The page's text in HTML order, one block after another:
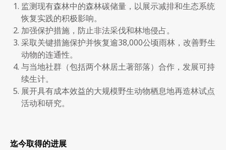
监测现有森林中的森林碳储量，以展示减排和生态系统
恢复实践的积极影响。
加强保护措施，防止非法采伐和林地侵占。
采取关键措施保护并恢复逾38,000公顷雨林，改善野生
动物的连通性。
与当地社群（包括两个林居土著部落）合作，发展可持
续生计。
展开具有成本效益的大规模野生动物栖息地再造林试点
活动和研究。
迄今取得的进展